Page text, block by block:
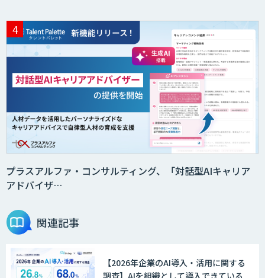
プラスアルファ・コンサルティング、「対話型AIキャリア
アドバイザ…
関連記事
【2026年企業のAI導入・活用に関する
調査】AIを組織として導入できている